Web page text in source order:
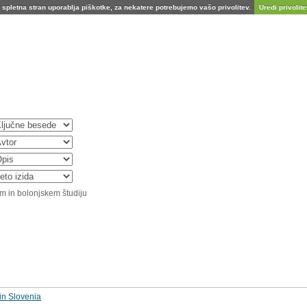
spletna stran uporablja piškotke, za nekatere potrebujemo vašo privolitev. Uredi
in bolonjskem študiju
Slovenia